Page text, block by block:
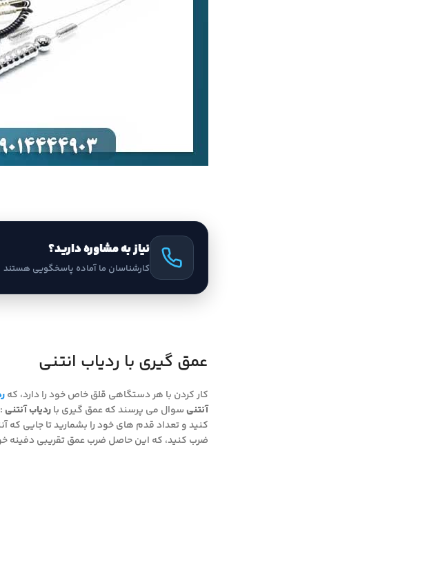
نیاز به مشاوره دارید؟
کارشناسان ما آماده پاسخگویی هستند
عمق گیری با ردیاب انتنی
کار کردن با هر دستگاهی قلق خاص خود را دارد، که
آنتنیسوال می پرسند که عمق گیری باردیاب آنتنی
ضرب کنید، که این حاصل ضرب عمق تقریبی دفینه خواهد بود مثلا